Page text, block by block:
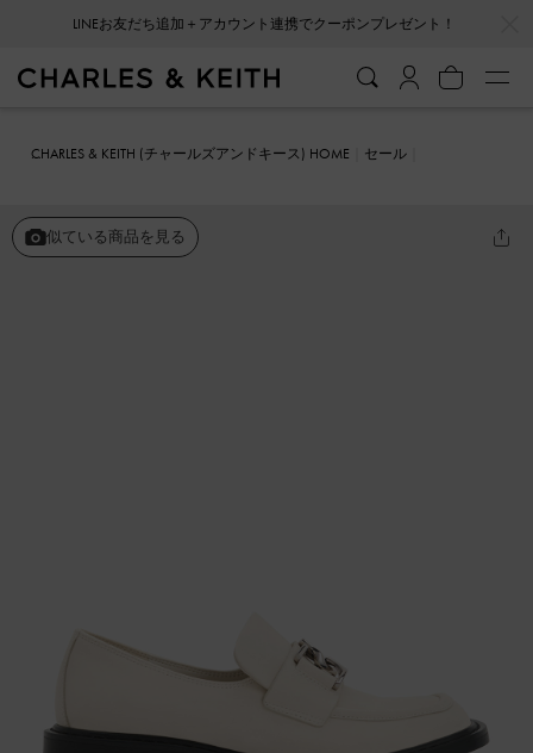
LINEお友だち追加＋アカウント連携でクーポンプレゼント！
CHARLES & KEITH (チャールズアンドキース) HOME
セール
似ている商品を見る